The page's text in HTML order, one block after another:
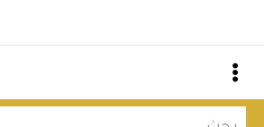
content
البحث